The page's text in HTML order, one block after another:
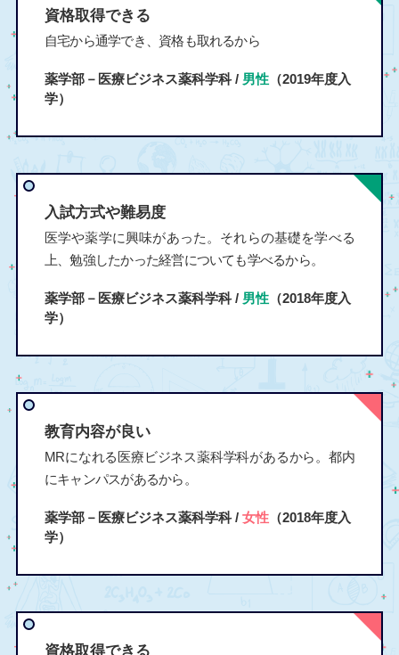
資格取得できる
自宅から通学でき、資格も取れるから
薬学部－医療ビジネス薬科学科 / 男性（2019年度入
学）
入試方式や難易度
医学や薬学に興味があった。それらの基礎を学べる
上、勉強したかった経営についても学べるから。
薬学部－医療ビジネス薬科学科 / 男性（2018年度入
学）
教育内容が良い
MRになれる医療ビジネス薬科学科があるから。都内
にキャンパスがあるから。
薬学部－医療ビジネス薬科学科 / 女性（2018年度入
学）
資格取得できる